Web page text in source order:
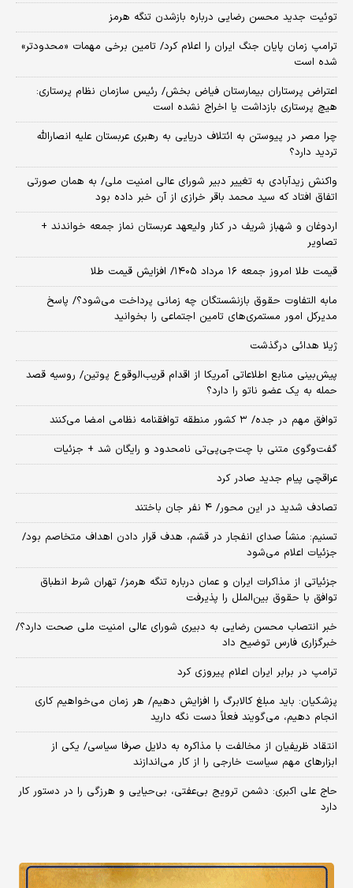
توئیت جدید محسن رضایی درباره بازشدن تنگه هرمز
ترامپ زمان پایان جنگ ایران را اعلام کرد/ تامین برخی مهمات «محدودتر»
شده است
اعتراض پرستاران بیمارستان فیاض بخش/ رئیس سازمان نظام پرستاری:
هیچ پرستاری بازداشت یا اخراج نشده است
چرا مصر در پیوستن به ائتلاف دریایی به رهبری عربستان علیه انصارالله
تردید دارد؟
واکنش زیدآبادی به تغییر دبیر شورای عالی امنیت ملی/ به همان صورتی
اتفاق افتاد که سید محمد باقر خرازی از آن خبر داده بود
اردوغان و شهباز شریف در کنار ولیعهد عربستان نماز جمعه خواندند +
تصاویر
قیمت طلا امروز جمعه ۱۶ مرداد ۱۴۰۵/ افزایش قیمت طلا
مابه التفاوت حقوق بازنشستگان چه زمانی پرداخت می‌شود؟/ پاسخ
مدیرکل امور مستمری‌های تامین اجتماعی را بخوانید
ژیلا هدائی درگذشت
پیش‌بینی منابع اطلاعاتی آمریکا از اقدام قریب‌الوقوع پوتین/ روسیه قصد
حمله به یک عضو ناتو را دارد؟
توافق مهم در جده/ ۳ کشور منطقه توافقنامه نظامی امضا می‌کنند
گفت‌وگوی متنی با چت‌جی‌پی‌تی نامحدود و رایگان شد + جزئیات
عراقچی پیام جدید صادر کرد
تصادف شدید در این محور/ ۴ نفر جان باختند
تسنیم: منشأ صدای انفجار در قشم، هدف قرار دادن اهداف متخاصم بود/
جزئیات اعلام می‌شود
جزئیاتی از مذاکرات ایران و عمان درباره تنگه هرمز/ تهران شرط انطباق
توافق با حقوق بین‌الملل را پذیرفت
خبر انتصاب محسن رضایی به دبیری شورای عالی امنیت ملی صحت دارد؟/
خبرگزاری فارس توضیح داد
ترامپ در برابر ایران اعلام پیروزی کرد
پزشکیان: باید مبلغ کالابرگ را افزایش دهیم/ هر زمان می‌خواهیم کاری
انجام دهیم، می‌گویند فعلاً دست نگه دارید
انتقاد ظریفیان از مخالفت با مذاکره به دلایل صرفا سیاسی/ یکی از
ابزارهای مهم سیاست خارجی را از کار می‌اندازند
حاج علی اکبری: دشمن ترویج بی‌عفتی، بی‌حیایی و هرزگی را در دستور کار
دارد